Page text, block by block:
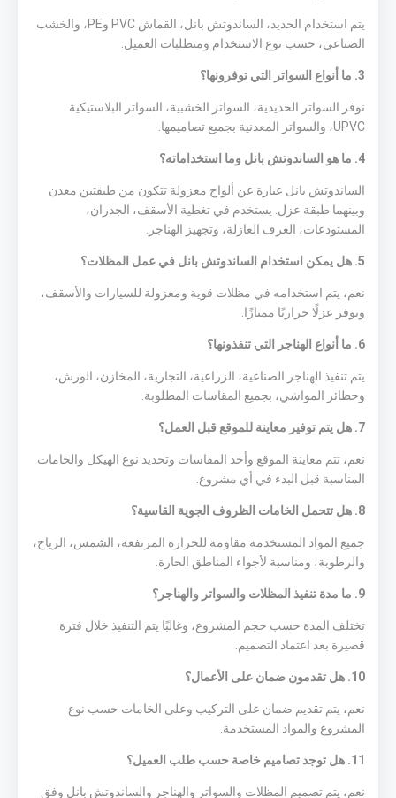
يتم استخدام الحديد، الساندوتش بانل، القماش PVC وPE، والخشب
الصناعي، حسب نوع الاستخدام ومتطلبات العميل.
3. ما أنواع السواتر التي توفرونها؟
نوفر السواتر الحديدية، السواتر الخشبية، السواتر البلاستيكية
UPVC، والسواتر المعدنية بجميع تصاميمها.
4. ما هو الساندوتش بانل وما استخداماته؟
الساندوتش بانل عبارة عن ألواح معزولة تتكون من طبقتين معدن
وبينهما طبقة عزل. يستخدم في تغطية الأسقف، الجدران،
المستودعات، الغرف العازلة، وتجهيز الهناجر.
5. هل يمكن استخدام الساندوتش بانل في عمل المظلات؟
نعم، يتم استخدامه في مظلات قوية ومعزولة للسيارات والأسقف،
ويوفر عزلًا حراريًا ممتازًا.
6. ما أنواع الهناجر التي تنفذونها؟
يتم تنفيذ الهناجر الصناعية، الزراعية، التجارية، المخازن، الورش،
وحظائر المواشي، بجميع المقاسات المطلوبة.
7. هل يتم توفير معاينة للموقع قبل العمل؟
نعم، تتم معاينة الموقع وأخذ المقاسات وتحديد نوع الهيكل والخامات
المناسبة قبل البدء في أي مشروع.
8. هل تتحمل الخامات الظروف الجوية القاسية؟
جميع المواد المستخدمة مقاومة للحرارة المرتفعة، الشمس، الرياح،
والرطوبة، ومناسبة لأجواء المناطق الحارة.
9. ما مدة تنفيذ المظلات والسواتر والهناجر؟
تختلف المدة حسب حجم المشروع، وغالبًا يتم التنفيذ خلال فترة
قصيرة بعد اعتماد التصميم.
10. هل تقدمون ضمان على الأعمال؟
نعم، يتم تقديم ضمان على التركيب وعلى الخامات حسب نوع
المشروع والمواد المستخدمة.
11. هل توجد تصاميم خاصة حسب طلب العميل؟
نعم، يتم تصميم المظلات والسواتر والهناجر والساندوتش بانل وفق